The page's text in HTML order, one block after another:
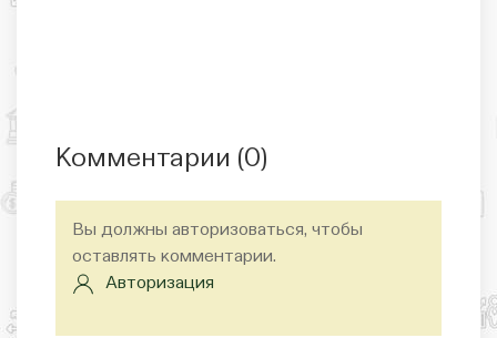
Комментарии (0)
Вы должны авторизоваться, чтобы
оставлять комментарии.
Авторизация